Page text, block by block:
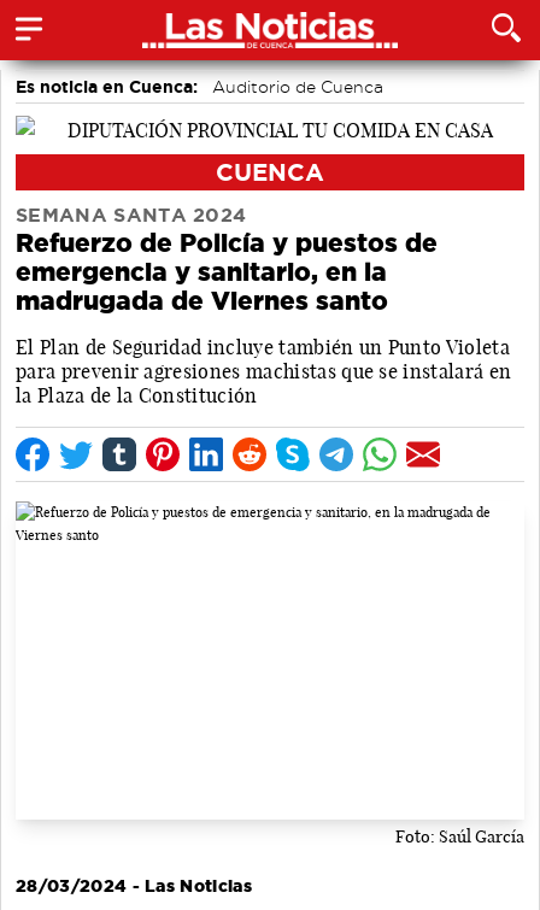
Es noticia en Cuenca: Auditorio de Cuenca
CUENCA
SEMANA SANTA 2024
Refuerzo de Policía y puestos de
emergencia y sanitario, en la
madrugada de Viernes santo
El Plan de Seguridad incluye también un Punto Violeta
para prevenir agresiones machistas que se instalará en
la Plaza de la Constitución
Foto: Saúl García
28/03/2024 - Las Noticias